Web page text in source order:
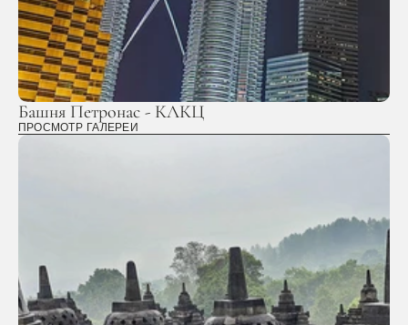
Башня Петронас - КЛКЦ
ПРОСМОТР ГАЛЕРЕИ